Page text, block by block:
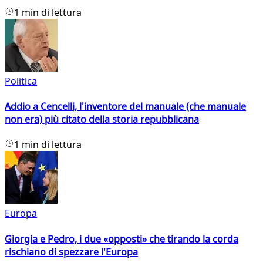
1 min di lettura
Politica
Addio a Cencelli, l'inventore del manuale (che manuale
non era) più citato della storia repubblicana
1 min di lettura
Europa
Giorgia e Pedro, i due «opposti» che tirando la corda
rischiano di spezzare l'Europa